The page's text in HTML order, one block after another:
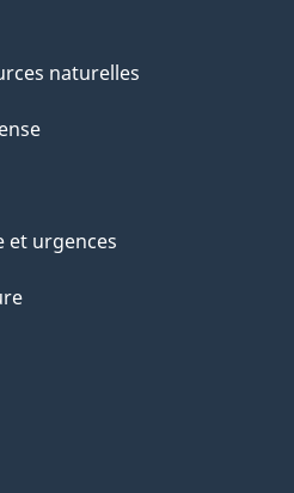
naturelles
et urgences